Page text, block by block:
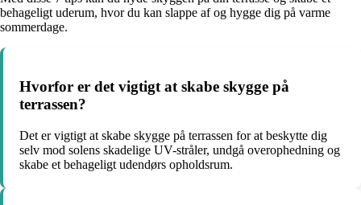
behageligt uderum, hvor du kan slappe af og hygge dig på varme
sommerdage.
Hvorfor er det vigtigt at skabe skygge på
terrassen?
Det er vigtigt at skabe skygge på terrassen for at beskytte dig
selv mod solens skadelige UV-stråler, undgå overophedning og
skabe et behageligt udendørs opholdsrum.